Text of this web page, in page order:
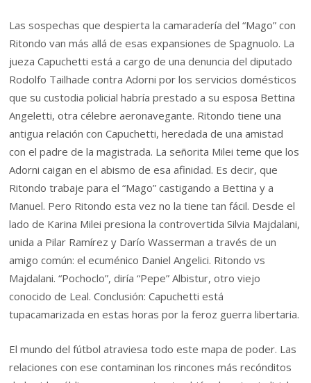
Las sospechas que despierta la camaradería del “Mago” con
Ritondo van más allá de esas expansiones de Spagnuolo. La
jueza Capuchetti está a cargo de una denuncia del diputado
Rodolfo Tailhade contra Adorni por los servicios domésticos
que su custodia policial habría prestado a su esposa Bettina
Angeletti, otra célebre aeronavegante. Ritondo tiene una
antigua relación con Capuchetti, heredada de una amistad
con el padre de la magistrada. La señorita Milei teme que los
Adorni caigan en el abismo de esa afinidad. Es decir, que
Ritondo trabaje para el “Mago” castigando a Bettina y a
Manuel. Pero Ritondo esta vez no la tiene tan fácil. Desde el
lado de Karina Milei presiona la controvertida Silvia Majdalani,
unida a Pilar Ramírez y Darío Wasserman a través de un
amigo común: el ecuménico Daniel Angelici. Ritondo vs
Majdalani. “Pochoclo”, diría “Pepe” Albistur, otro viejo
conocido de Leal. Conclusión: Capuchetti está
tupacamarizada en estas horas por la feroz guerra libertaria.
El mundo del fútbol atraviesa todo este mapa de poder. Las
relaciones con ese contaminan los rincones más recónditos